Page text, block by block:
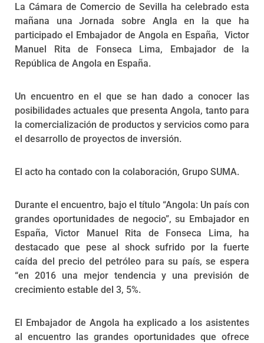
La Cámara de Comercio de Sevilla ha celebrado esta
mañana una Jornada sobre Angla en la que ha
participado el Embajador de Angola en España, Victor
Manuel Rita de Fonseca Lima, Embajador de la
República de Angola en España.
Un encuentro en el que se han dado a conocer las
posibilidades actuales que presenta Angola, tanto para
la comercialización de productos y servicios como para
el desarrollo de proyectos de inversión.
El acto ha contado con la colaboración, Grupo SUMA.
Durante el encuentro, bajo el título “Angola: Un país con
grandes oportunidades de negocio”, su Embajador en
España, Victor Manuel Rita de Fonseca Lima, ha
destacado que pese al shock sufrido por la fuerte
caída del precio del petróleo para su país, se espera
“en 2016 una mejor tendencia y una previsión de
crecimiento estable del 3, 5%.
El Embajador de Angola ha explicado a los asistentes
al encuentro las grandes oportunidades que ofrece